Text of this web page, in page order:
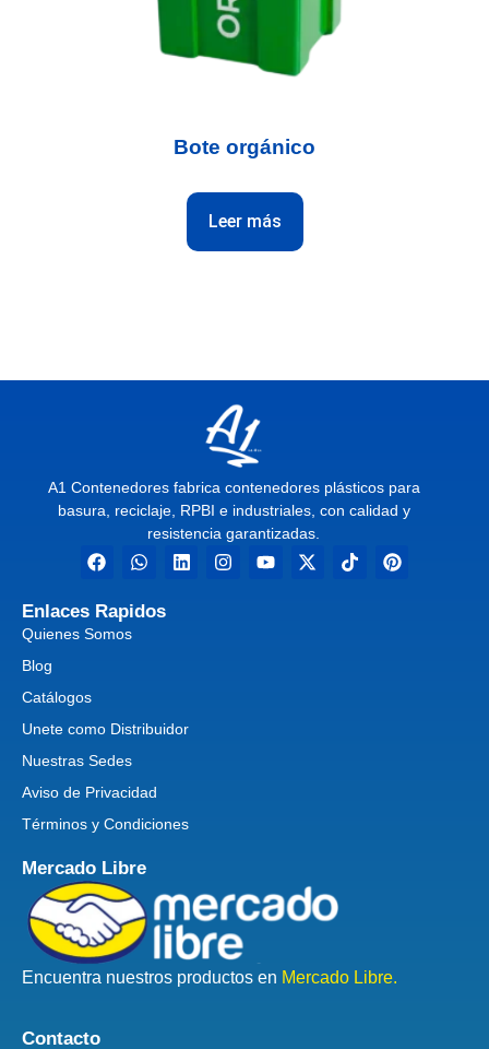
Bote orgánico
Leer más
A1 Contenedores fabrica contenedores plásticos para
basura, reciclaje, RPBI e industriales, con calidad y
resistencia garantizadas.
Enlaces Rapidos
Quienes Somos
Blog
Catálogos
Unete como Distribuidor
Nuestras Sedes
Aviso de Privacidad
Términos y Condiciones
Mercado Libre
Encuentra nuestros productos en Mercado Libre.
Contacto